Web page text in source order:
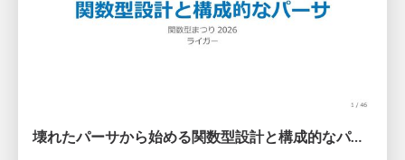
壊れたパーサから始める関数型設計と構成的なパーサ #fp_matsuri